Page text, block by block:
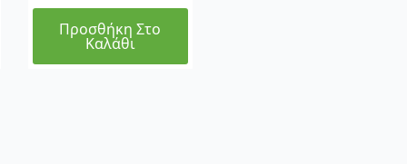
Προσθήκη Στο
Καλάθι